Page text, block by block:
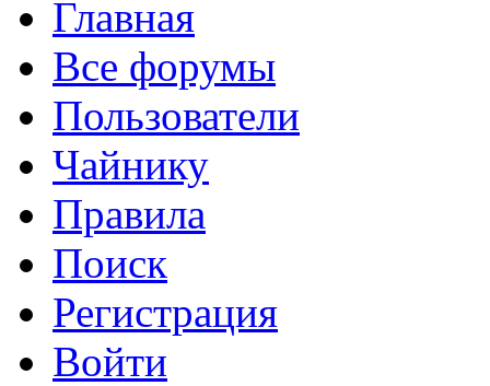
Главная
Все форумы
Пользователи
Чайнику
Правила
Поиск
Регистрация
Войти